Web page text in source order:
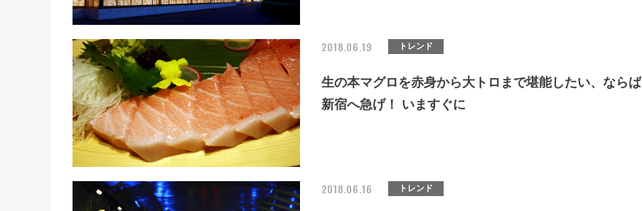
2018.06.19 トレンド
生の本マグロを赤身から大トロまで堪能したい、ならば
新宿へ急げ！ いますぐに
2018.06.16 トレンド